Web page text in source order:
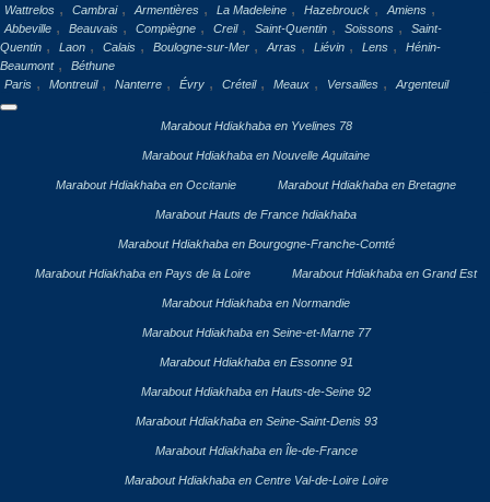
Wattrelos , Cambrai , Armentières , La Madeleine , Hazebrouck , Amiens ,
Abbeville , Beauvais , Compiègne , Creil , Saint-Quentin , Soissons ,
Saint-
Quentin , Laon , Calais , Boulogne-sur-Mer , Arras , Liévin , Lens ,
Hénin-
Beaumont ,
Béthune
Paris , Montreuil , Nanterre , Évry , Créteil , Meaux , Versailles , Argenteuil
Marabout Hdiakhaba en Yvelines 78
Marabout Hdiakhaba en Nouvelle Aquitaine
Marabout Hdiakhaba en Occitanie Marabout Hdiakhaba en Bretagne
Marabout Hauts de France hdiakhaba
Marabout Hdiakhaba en Bourgogne-Franche-Comté
Marabout Hdiakhaba en Pays de la Loire Marabout Hdiakhaba en Grand Est
Marabout Hdiakhaba en Normandie
Marabout Hdiakhaba en Seine-et-Marne 77
Marabout Hdiakhaba en Essonne 91
Marabout Hdiakhaba en Hauts-de-Seine 92
Marabout Hdiakhaba en Seine-Saint-Denis 93
Marabout Hdiakhaba en Île-de-France
Marabout Hdiakhaba en Centre Val-de-Loire Loire